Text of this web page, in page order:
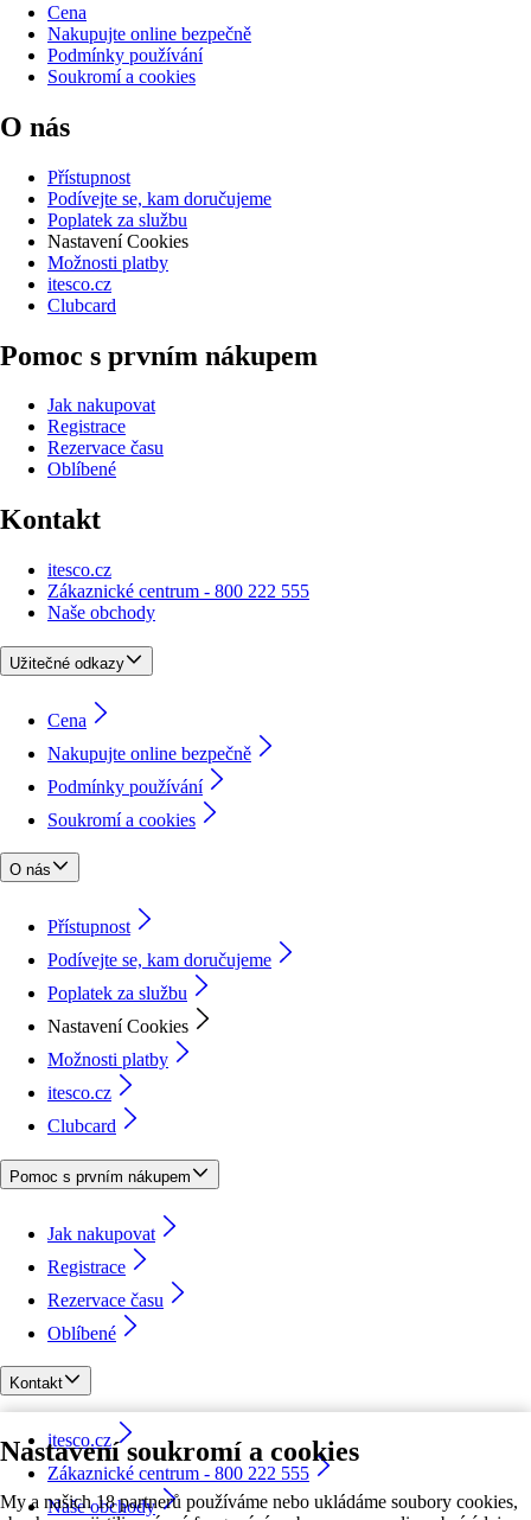
Nastavení soukromí a cookies
My a našich 18 partnerů používáme nebo ukládáme soubory cookies,
Cena
Nakupujte online bezpečně
Podmínky používání
Soukromí a cookies
O nás
Přístupnost
Podívejte se, kam doručujeme
Poplatek za službu
Nastavení Cookies
Možnosti platby
itesco.cz
Clubcard
Pomoc s prvním nákupem
Jak nakupovat
Registrace
Rezervace času
Oblíbené
Kontakt
itesco.cz
Zákaznické centrum - 800 222 555
Naše obchody
Užitečné odkazy
Cena
Nakupujte online bezpečně
Podmínky používání
Soukromí a cookies
O nás
Přístupnost
Podívejte se, kam doručujeme
Poplatek za službu
Nastavení Cookies
Možnosti platby
itesco.cz
Clubcard
Pomoc s prvním nákupem
Jak nakupovat
Registrace
Rezervace času
Oblíbené
Kontakt
itesco.cz
Zákaznické centrum - 800 222 555
Naše obchody